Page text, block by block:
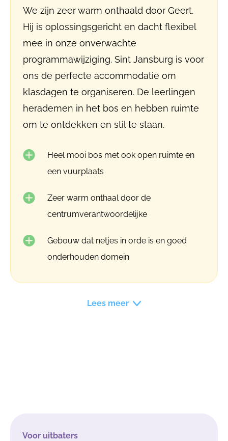
We zijn zeer warm onthaald door Geert.
Hij is oplossingsgericht en dacht flexibel
mee in onze onverwachte
programmawijziging. Sint Jansburg is voor
ons de perfecte accommodatie om
klasdagen te organiseren. De leerlingen
herademen in het bos en hebben ruimte
om te ontdekken en stil te staan.
Heel mooi bos met ook open ruimte en
een vuurplaats
Zeer warm onthaal door de
centrumverantwoordelijke
Gebouw dat netjes in orde is en goed
onderhouden domein
Lees meer
Voor uitbaters